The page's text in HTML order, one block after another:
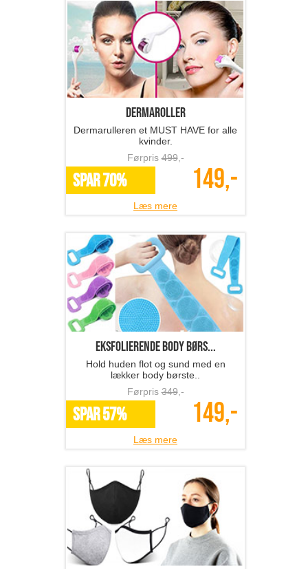
Dermaroller
Dermarulleren et MUST HAVE for alle
kvinder.
Førpris499,-
SPAR 70% 149,-
Læs mere
Eksfolierende body børs...
Hold huden flot og sund med en
lækker body børste..
Førpris349,-
SPAR 57% 149,-
Læs mere